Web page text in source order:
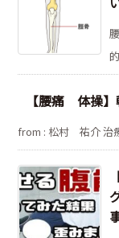
【腰痛 体操】
from : 松村 祐介 治